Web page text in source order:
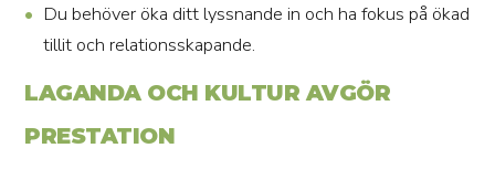
Du behöver öka ditt lyssnande in och ha fokus på ökad
tillit och relationsskapande.
LAGANDA OCH KULTUR AVGÖR
PRESTATION